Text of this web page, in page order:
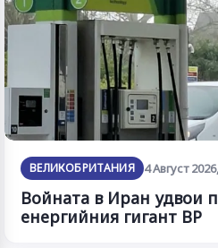
ВЕЛИКОБРИТАНИЯ 4 Август
Войната в Иран удвои
енергийния гигант BP